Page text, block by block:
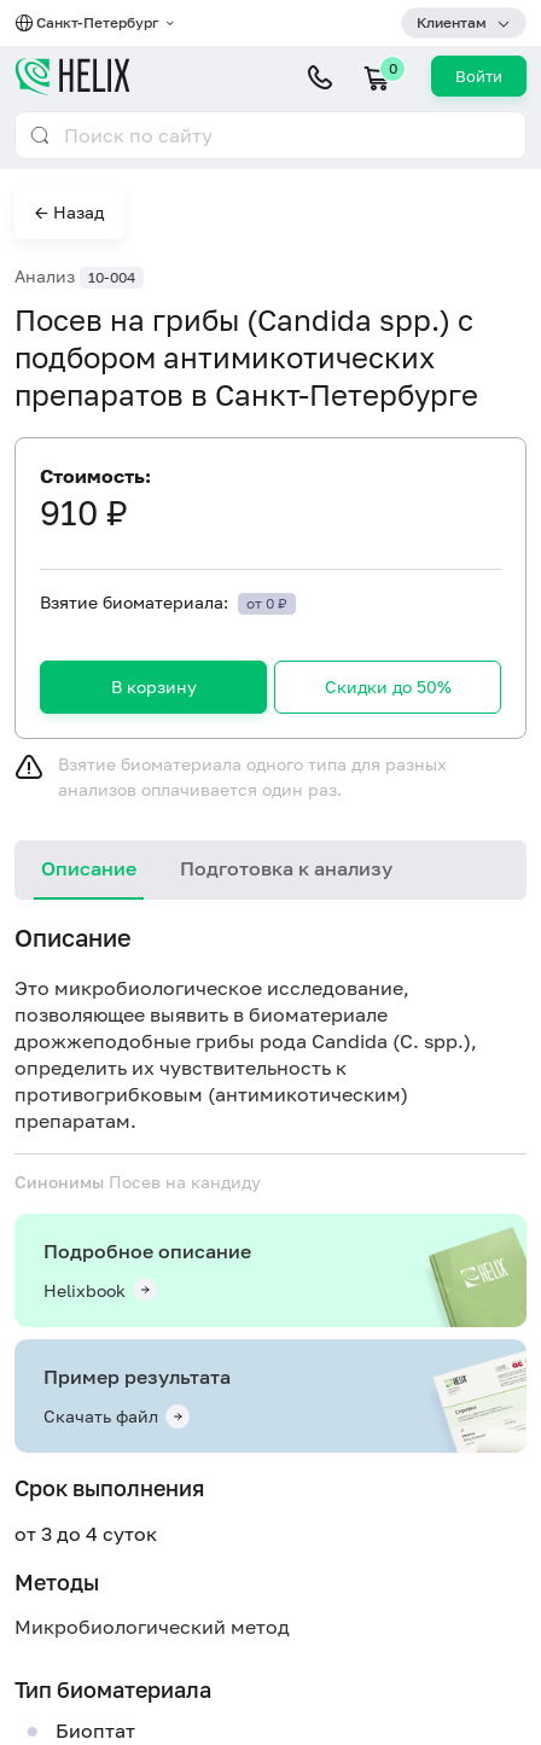
Санкт-Петербург Клиентам
0 Войти
← Назад
Анализ 10-004
Посев на грибы (Candida spp.) с
подбором антимикотических
препаратов в Санкт-Петербурге
Стоимость:
910 ₽
Взятие биоматериала: от 0 ₽
В корзину Скидки до 50%
Взятие биоматериала одного типа для разных
анализов оплачивается один раз.
Описание Подготовка к анализу
Описание
Это микробиологическое исследование,
позволяющее выявить в биоматериале
дрожжеподобные грибы рода Candida (С. spp.),
определить их чувствительность к
противогрибковым (антимикотическим)
препаратам.
Синонимы Посев на кандиду
Подробное описание
Helixbook
Пример результата
Скачать файл
Срок выполнения
от 3 до 4 суток
Методы
Микробиологический метод
Тип биоматериала
Биоптат